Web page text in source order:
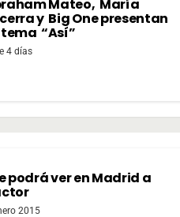
Mateo, María
y Big One presentan
“Así”
4 días
podrá ver en Madrid a
2015